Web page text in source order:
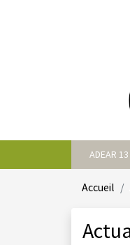
ADEAR
Accueil